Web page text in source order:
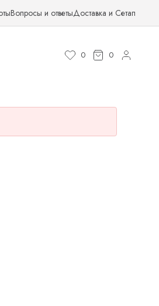
Вопросы и ответыДоставка и Сетап
0 0